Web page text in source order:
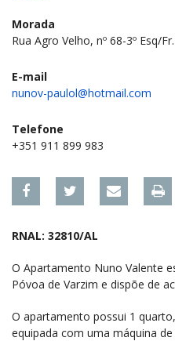
Morada
Rua Agro Velho, nº 68-3º Esq/
E-mail
nunov-paulol@hotmail.com
Telefone
+351 911 899 983
RNAL: 32810/AL
O Apartamento Nuno Valente
Póvoa de Varzim e dispõe de
O apartamento possui 1
equipada com uma máquina